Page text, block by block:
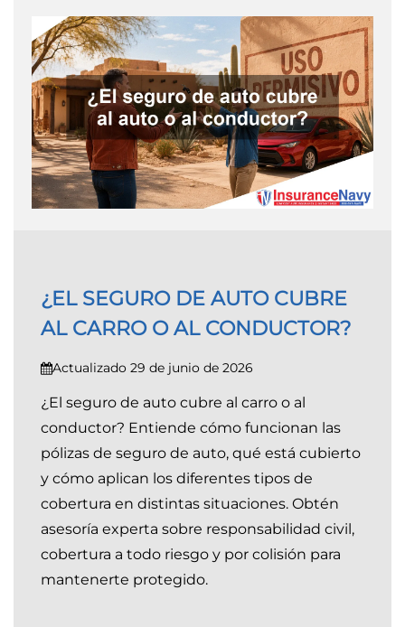
¿EL SEGURO DE AUTO CUBRE
AL CARRO O AL CONDUCTOR?
Actualizado 29 de junio de 2026
¿El seguro de auto cubre al carro o al
conductor? Entiende cómo funcionan las
pólizas de seguro de auto, qué está cubierto
y cómo aplican los diferentes tipos de
cobertura en distintas situaciones. Obtén
asesoría experta sobre responsabilidad civil,
cobertura a todo riesgo y por colisión para
mantenerte protegido.